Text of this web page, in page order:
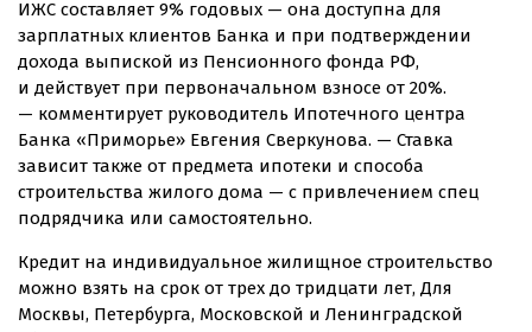
ИЖС составляет 9% годовых — она доступна для
зарплатных клиентов Банка и при подтверждении
дохода выпиской из Пенсионного фонда РФ,
и действует при первоначальном взносе от 20%.
— комментирует руководитель Ипотечного центра
Банка «Приморье» Евгения Сверкунова. — Ставка
зависит также от предмета ипотеки и способа
строительства жилого дома — с привлечением спец
подрядчика или самостоятельно.
Кредит на индивидуальное жилищное строительство
можно взять на срок от трех до тридцати лет, Для
Москвы, Петербурга, Московской и Ленинградской